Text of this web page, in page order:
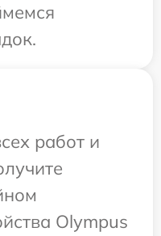
работ и
Olympus